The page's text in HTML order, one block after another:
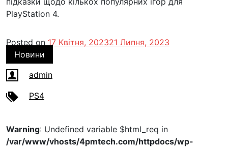
PlayStation 4.
Posted on 17 Квітня, 202321 Липня, 2023
Новини
admin
PS4
Warning: Undefined variable $html_req in
/var/www/vhosts/4pmtech.com/httpdocs/wp-